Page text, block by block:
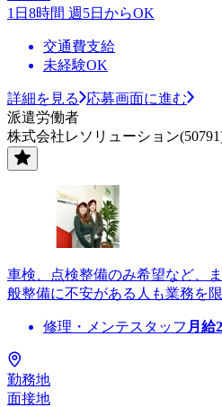
1日8時間 週5日からOK
交通費支給
未経験OK
詳細を見る
応募画面に進む
派遣労働者
株式会社レソリューション
車検、点検整備のみ希望など、
般整備に不安がある人も業務を
修理・メンテスタッフ 月給
勤務地
面接地